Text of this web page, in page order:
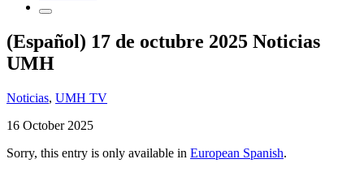
(Español) 17 de octubre 2025 Noticias
UMH
Noticias, UMH TV
16 October 2025
Sorry, this entry is only available in European Spanish.